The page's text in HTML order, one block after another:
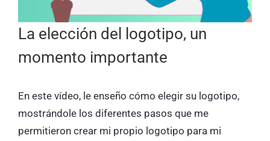
La elección del logotipo, un
momento importante
En este vídeo, le enseño cómo elegir su logotipo,
mostrándole los diferentes pasos que me
permitieron crear mi propio logotipo para mi